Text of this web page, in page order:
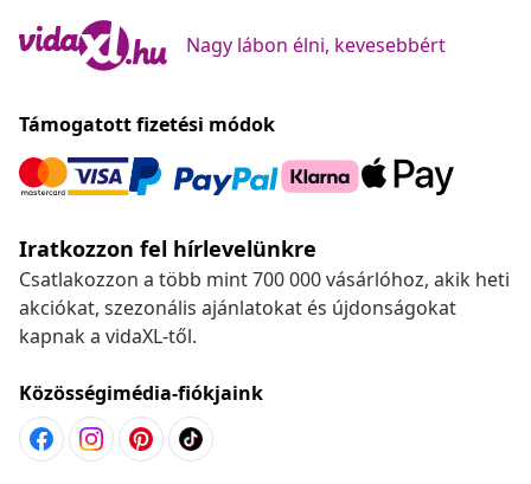
Nagy lábon élni, kevesebbért
Támogatott fizetési módok
Iratkozzon fel hírlevelünkre
Csatlakozzon a több mint 700 000 vásárlóhoz, akik heti
akciókat, szezonális ajánlatokat és újdonságokat
kapnak a vidaXL-től.
Közösségimédia-fiókjaink